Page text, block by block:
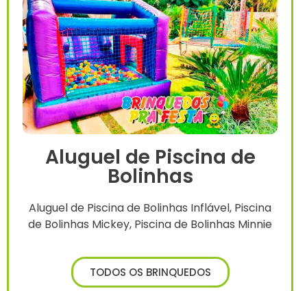
Aluguel de Piscina de
Bolinhas
Aluguel de Piscina de Bolinhas Inflável, Piscina
de Bolinhas Mickey, Piscina de Bolinhas Minnie
TODOS OS BRINQUEDOS